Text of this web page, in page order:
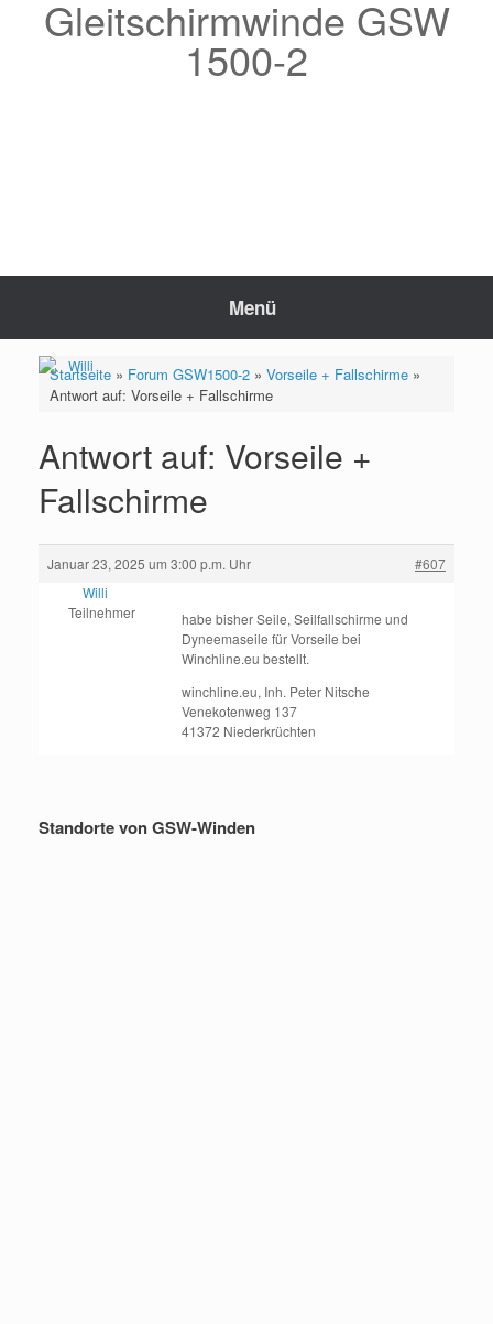
Gleitschirmwinde GSW
1500-2
Menü
Startseite» Forum GSW1500-2» Vorseile + Fallschirme»
Antwort auf: Vorseile + Fallschirme
Antwort auf: Vorseile +
Fallschirme
Januar 23, 2025 um 3:00 p.m. Uhr
#607
Willi
Teilnehmer
habe bisher Seile, Seilfallschirme und
Dyneemaseile für Vorseile bei
Winchline.eu bestellt.
winchline.eu, Inh. Peter Nitsche
Venekotenweg 137
41372 Niederkrüchten
Standorte von GSW-Winden